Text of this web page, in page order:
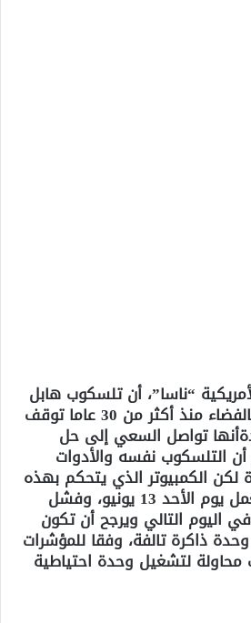
“ناسا”، أن تلسكوب هابل
الموجود في الخدمة بالفضاء منذ أكثر من 30 عاما توقف
تواصل السعي إلى حل
التلسكوب نفسه والأدوات
لكن الكمبيوتر الذي يتحكم بهذه
الأجهزة توقف عن العمل يوم الأحد 13 يونيو، وفشل
اليوم التالي ويرجح أن تكون
ذاكرة تالفة، وفقا للمؤشرات
محاولة لتشغيل وحدة احتياطية